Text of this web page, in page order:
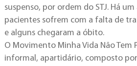
suspenso, por ordem do STJ. Há
pacientes sofrem com a falta de
e alguns chegaram a óbito.
O Movimento Minha Vida Não Tem
informal, apartidário, composto